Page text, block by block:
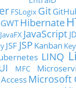
FSLogix Git
GWT Hibernate
JavaFX JavaScript
JSF JSP Kanban
LINQ
MFC
Microsoft